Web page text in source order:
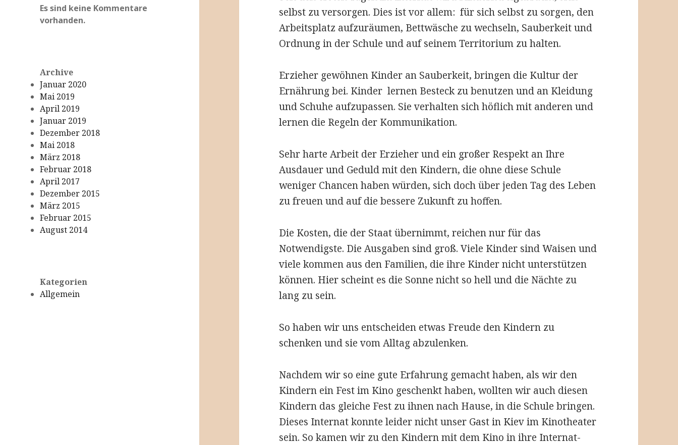
Es sind keine Kommentare
vorhanden.
Archive
Januar 2020
Mai 2019
April 2019
Januar 2019
Dezember 2018
Mai 2018
März 2018
Februar 2018
April 2017
Dezember 2015
März 2015
Februar 2015
August 2014
Kategorien
Allgemein
selbst zu versorgen. Dies ist vor allem: für sich selbst zu sorgen, den
Arbeitsplatz aufzuräumen, Bettwäsche zu wechseln, Sauberkeit und
Ordnung in der Schule und auf seinem Territorium zu halten.
Erzieher gewöhnen Kinder an Sauberkeit, bringen die Kultur der
Ernährung bei. Kinder lernen Besteck zu benutzen und an Kleidung
und Schuhe aufzupassen. Sie verhalten sich höflich mit anderen und
lernen die Regeln der Kommunikation.
Sehr harte Arbeit der Erzieher und ein großer Respekt an Ihre
Ausdauer und Geduld mit den Kindern, die ohne diese Schule
weniger Chancen haben würden, sich doch über jeden Tag des Leben
zu freuen und auf die bessere Zukunft zu hoffen.
Die Kosten, die der Staat übernimmt, reichen nur für das
Notwendigste. Die Ausgaben sind groß. Viele Kinder sind Waisen und
viele kommen aus den Familien, die ihre Kinder nicht unterstützen
können. Hier scheint es die Sonne nicht so hell und die Nächte zu
lang zu sein.
So haben wir uns entscheiden etwas Freude den Kindern zu
schenken und sie vom Alltag abzulenken.
Nachdem wir so eine gute Erfahrung gemacht haben, als wir den
Kindern ein Fest im Kino geschenkt haben, wollten wir auch diesen
Kindern das gleiche Fest zu ihnen nach Hause, in die Schule bringen.
Dieses Internat konnte leider nicht unser Gast in Kiev im Kinotheater
sein. So kamen wir zu den Kindern mit dem Kino in ihre Internat-